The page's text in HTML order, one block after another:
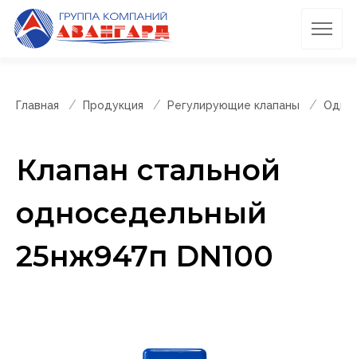
Главная Продукция Регулирующие клапаны
Клапан стальной
односедельный
25нж947п DN100